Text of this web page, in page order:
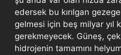
edersek bu kırılgan
gelmesi için beş milyar yıl
gerekmeyecek. Güneş,
hidrojenin tamamını